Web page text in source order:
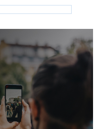
Despre ZdG
на русском